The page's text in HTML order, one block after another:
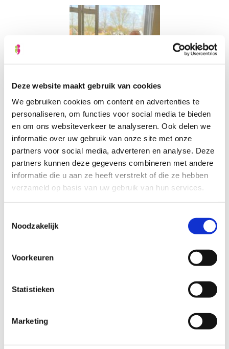
Deze website maakt gebruik van cookies
We gebruiken cookies om content en advertenties te
personaliseren, om functies voor social media te bieden
en om ons websiteverkeer te analyseren. Ook delen we
informatie over uw gebruik van onze site met onze
partners voor social media, adverteren en analyse. Deze
partners kunnen deze gegevens combineren met andere
informatie die u aan ze heeft verstrekt of die ze hebben
verzameld op basis van uw gebruik van hun services.
Noodzakelijk
Voorkeuren
Statistieken
Marketing
Marlon van de klantenservice
De medewerkers van onze klantenservice zitten voor
je klaar om al je vragen over onze kraamzorg te
beantwoorden. Ze helpen je graag!
Rianne borstvoedingscoach van ons
Borstvoeding Expertisecentrum
Vanuit het Borstvoeding Expertisecentrum bieden we